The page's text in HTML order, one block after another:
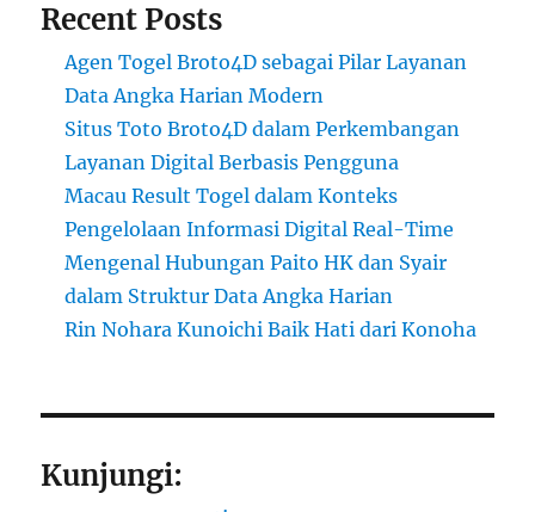
Recent Posts
Agen Togel Broto4D sebagai Pilar Layanan
Data Angka Harian Modern
Situs Toto Broto4D dalam Perkembangan
Layanan Digital Berbasis Pengguna
Macau Result Togel dalam Konteks
Pengelolaan Informasi Digital Real-Time
Mengenal Hubungan Paito HK dan Syair
dalam Struktur Data Angka Harian
Rin Nohara Kunoichi Baik Hati dari Konoha
Kunjungi: